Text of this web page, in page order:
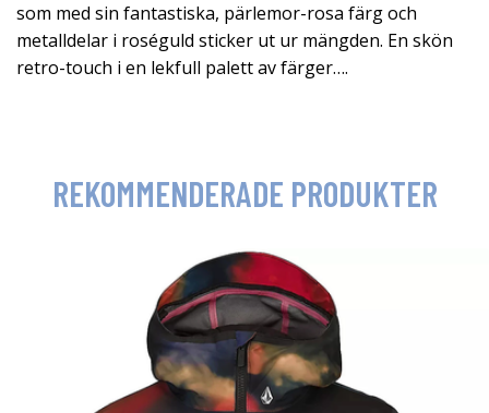
som med sin fantastiska, pärlemor-rosa färg och
metalldelar i roséguld sticker ut ur mängden. En skön
retro-touch i en lekfull palett av färger….
REKOMMENDERADE PRODUKTER